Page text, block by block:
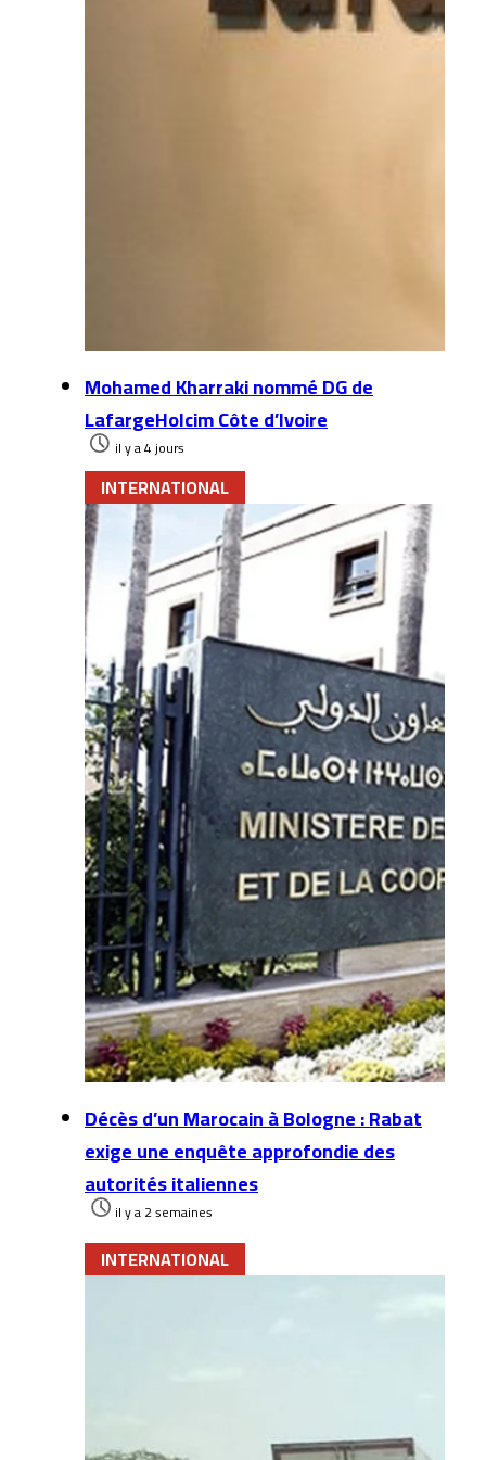
Mohamed Kharraki nommé DG de
LafargeHolcim Côte d’Ivoire
il y a 4 jours
INTERNATIONAL
Décès d’un Marocain à Bologne : Rabat
exige une enquête approfondie des
autorités italiennes
il y a 2 semaines
INTERNATIONAL